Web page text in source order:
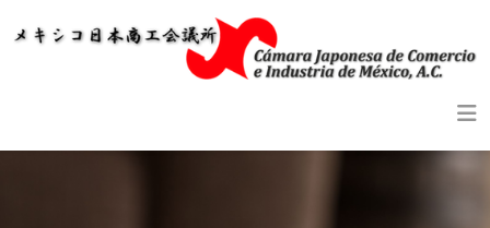
YearMonth
YearMonth